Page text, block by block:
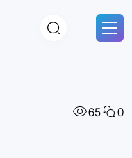
65 0